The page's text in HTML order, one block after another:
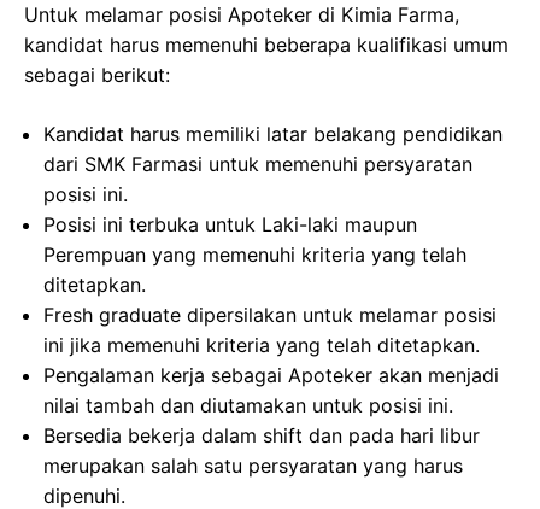
Untuk melamar posisi Apoteker di Kimia Farma,
kandidat harus memenuhi beberapa kualifikasi umum
sebagai berikut:
Kandidat harus memiliki latar belakang pendidikan
dari SMK Farmasi untuk memenuhi persyaratan
posisi ini.
Posisi ini terbuka untuk Laki-laki maupun
Perempuan yang memenuhi kriteria yang telah
ditetapkan.
Fresh graduate dipersilakan untuk melamar posisi
ini jika memenuhi kriteria yang telah ditetapkan.
Pengalaman kerja sebagai Apoteker akan menjadi
nilai tambah dan diutamakan untuk posisi ini.
Bersedia bekerja dalam shift dan pada hari libur
merupakan salah satu persyaratan yang harus
dipenuhi.